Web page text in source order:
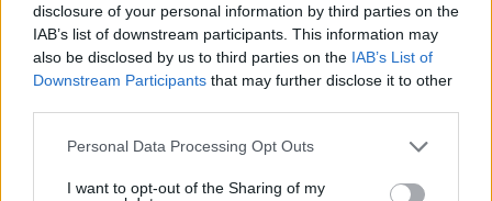
disclosure of your personal information by third parties on the
IAB’s list of downstream participants. This information may
also be disclosed by us to third parties on the IAB’s List of
Downstream Participants that may further disclose it to other
Please note that this website/app uses one or more Google
not limited to your visit or usage behaviour. You may click to
Personal Data Processing Opt Outs
I want to opt-out of the Sharing of my
Συνελήφθη στη Γερμανία 31χρονος
για δολοφονίες μελών της Greek
Mafia, κατηγορείται και για την
εκτέλεση με 97 σφαίρες του Βαγγέλη
Ζαμπούνη
07.08.2026, 10:33 35